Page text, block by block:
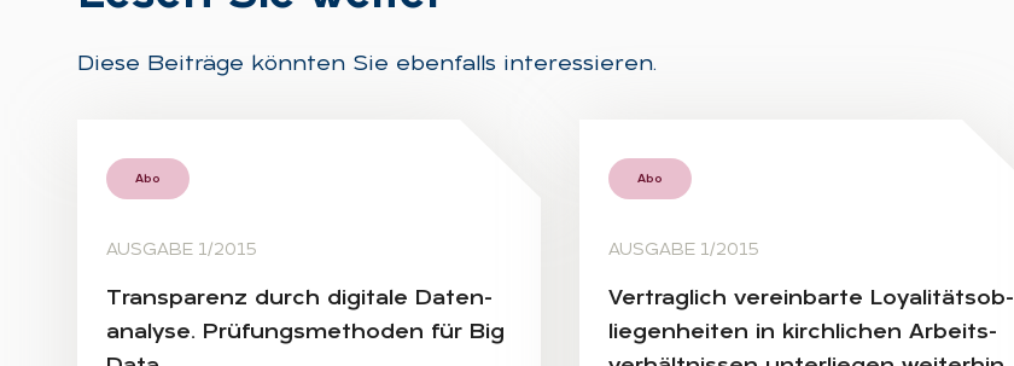
Diese Beiträge könnten Sie ebenfalls interessieren.
Abo
AUSGABE 1/2015
Trans­pa­renz durch di­gi­ta­le Da­ten­
ana­ly­se. Prü­fungs­me­tho­den für Big
Abo
AUSGABE 1/2015
Ver­trag­lich ver­ein­bar­te Loya­li­täts­ob­
lie­gen­hei­ten in kirch­li­chen Ar­beits­